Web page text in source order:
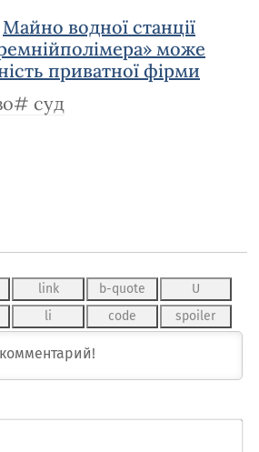
Майно водної станції
може
приватної фірми
суд